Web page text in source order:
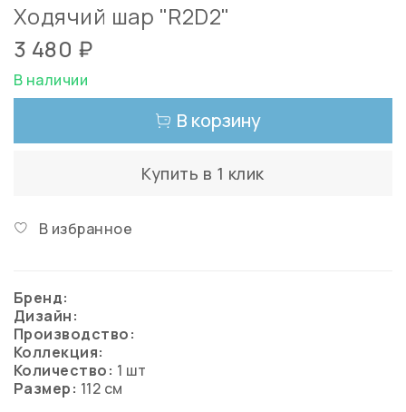
Ходячий шар "R2D2"
3 480 ₽
В наличии
В корзину
Купить в 1 клик
В избранное
Бренд:
Дизайн:
Производство:
Коллекция:
Количество: 1 шт
Размер: 112 см